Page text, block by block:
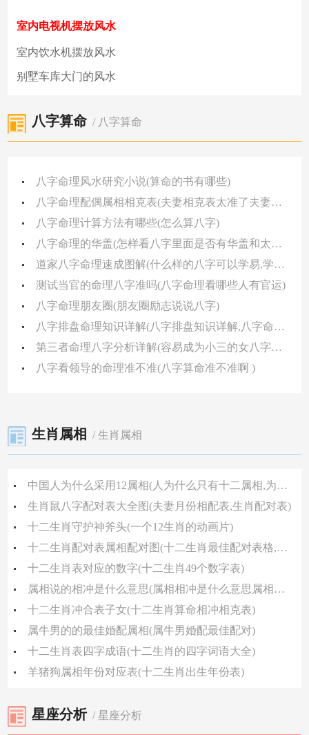
室内电视机摆放风水
室内饮水机摆放风水
别墅车库大门的风水
八字算命/ 八字算命
八字命理风水研究小说(算命的书有哪些)
八字命理配偶属相相克表(夫妻相克表太准了夫妻五行相克化解方法)
八字命理计算方法有哪些(怎么算八字)
八字命理的华盖(怎样看八字里面是否有华盖和太极 )
道家八字命理速成图解(什么样的八字可以学易,学道,学佛)
测试当官的命理八字准吗(八字命理看哪些人有官运)
八字命理朋友圈(朋友圈励志说说八字)
八字排盘命理知识详解(八字排盘知识详解,八字命盘全部解析)
第三者命理八字分析详解(容易成为小三的女八字特征)
八字看领导的命理准不准(八字算命准不准啊 )
生肖属相 / 生肖属相
中国人为什么采用12属相(人为什么只有十二属相,为何有十二个生肖不是十三个)
生肖鼠八字配对表大全图(夫妻月份相配表,生肖配对表)
十二生肖守护神斧头(一个12生肖的动画片)
十二生肖配对表属相配对图(十二生肖最佳配对表格,十二生肖属性及最全配对表)
十二生肖表对应的数字(十二生肖49个数字表)
属相说的相冲是什么意思(属相相冲是什么意思属相相冲的意思)
十二生肖冲合表子女(十二生肖算命相冲相克表)
属牛男的的最佳婚配属相(属牛男婚配最佳配对)
十二生肖表四字成语(十二生肖的四字词语大全)
羊猪狗属相年份对应表(十二生肖出生年份表)
星座分析/ 星座分析